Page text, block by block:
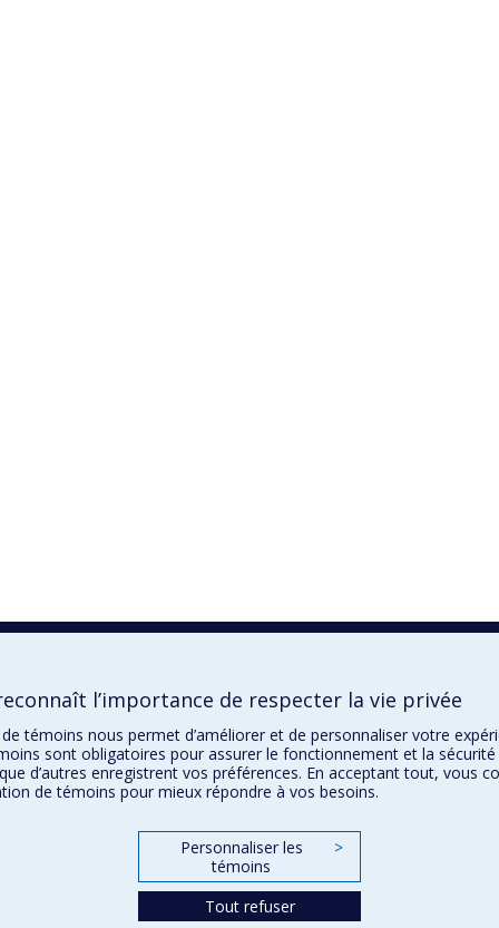
l’importance de respecter la vie privée
de témoins nous permet d’améliorer et de personnaliser votre
sont obligatoires pour assurer le fonctionnement et la
d’autres enregistrent vos préférences. En acceptant tout, vous
de témoins pour mieux répondre à vos besoins.
Personnaliser les
témoins
>
Tout refuser